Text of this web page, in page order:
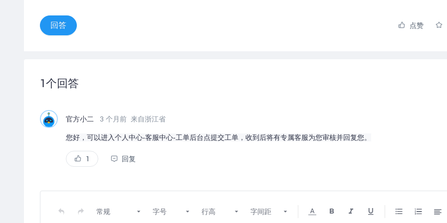
回答 点赞
1个回答
官方小二 3 个月前 来自浙江省
您好，可以进入个人中心-客服中心-工单后台点提交工单，收到后将有专属客服为您审核并回复您。
1 回复
常规 字号 行高 字间距